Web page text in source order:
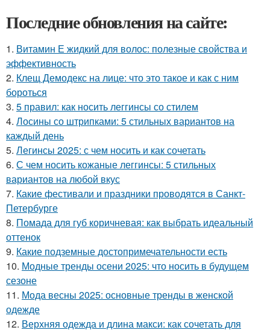
Последние обновления на сайте:
1. Витамин Е жидкий для волос: полезные свойства и
эффективность
2. Клещ Демодекс на лице: что это такое и как с ним
бороться
3. 5 правил: как носить леггинсы со стилем
4. Лосины со штрипками: 5 стильных вариантов на
каждый день
5. Легинсы 2025: с чем носить и как сочетать
6. С чем носить кожаные леггинсы: 5 стильных
вариантов на любой вкус
7. Какие фестивали и праздники проводятся в Санкт-
Петербурге
8. Помада для губ коричневая: как выбрать идеальный
оттенок
9. Какие подземные достопримечательности есть
10. Модные тренды осени 2025: что носить в будущем
сезоне
11. Мода весны 2025: основные тренды в женской
одежде
12. Верхняя одежда и длина макси: как сочетать для